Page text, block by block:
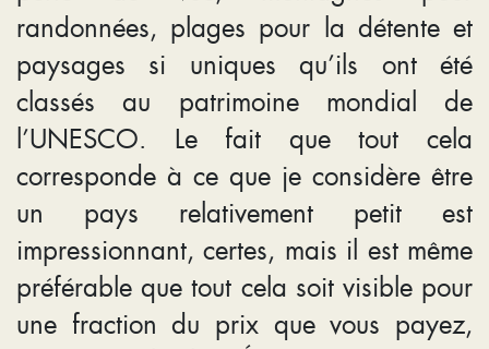
randonnées, plages pour la détente et
paysages si uniques qu’ils ont été
classés au patrimoine mondial de
l’UNESCO. Le fait que tout cela
corresponde à ce que je considère être
un pays relativement petit est
impressionnant, certes, mais il est même
préférable que tout cela soit visible pour
une fraction du prix que vous payez,